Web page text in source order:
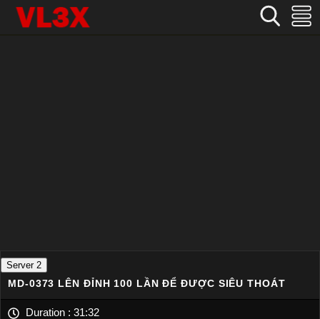
Home Trung Quốc
MD-0373 Lên đỉnh 100 lần để được siêu thoát
Server 2
MD-0373 LÊN ĐỈNH 100 LẦN ĐỂ ĐƯỢC SIÊU THOÁT
Duration : 31:32